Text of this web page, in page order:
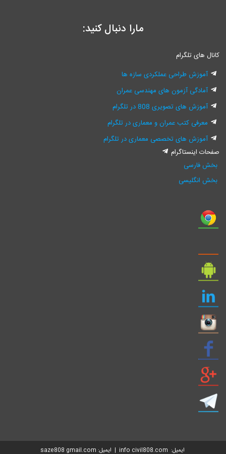
مارا دنبال کنید:
کانال های تلگرام
آموزش طراحی عملکردی سازه ها
آمادگی آزمون های مهندسی عمران
آموزش های تصویری 808 در تلگرام
معرفی کتب عمران و معماری در تلگرام
آموزش های تخصصی معماری در تلگرام
صفحات اینستاگرام
بخش فارسی
بخش انگلیسی
ایمیل: info civil808.com | ایمیل: saze808 gmail.com